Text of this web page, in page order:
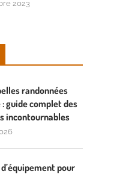
2023
randonnées
: guide complet des
incontournables
pour